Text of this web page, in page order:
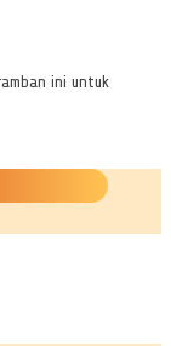
ini untuk